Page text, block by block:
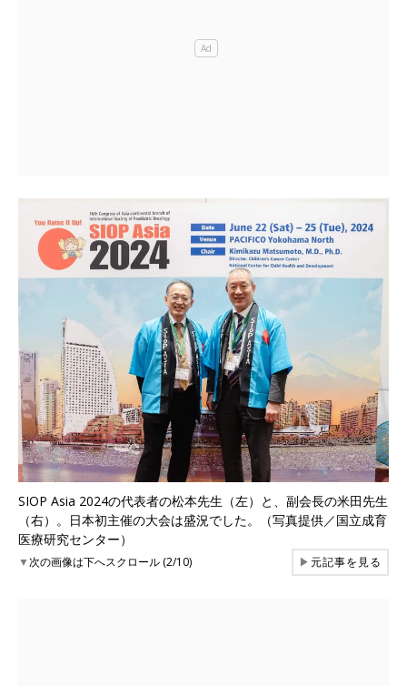
SIOP Asia 2024の代表者の松本先生（左）と、副会長の米田先生
（右）。日本初主催の大会は盛況でした。（写真提供／国立成育
医療研究センター）
▼次の画像は下へスクロール (2/10) ▶元記事を見る